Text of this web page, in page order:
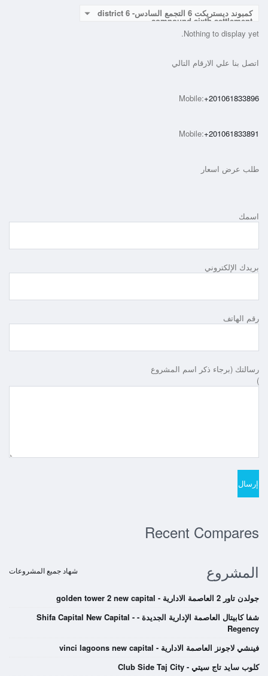
كمبوند ديستريكت 6 التجمع السادس- district 6
compound sixth settlement
Nothing to display yet.
اتصل بنا علي الارقام التالي
Mobile:+201061833896
Mobile:+201061833891
طلب عرض اسعار
اسمك
بريدك الإلكتروني
رقم الهاتف
رسالتك (برجاء ذكر اسم المشروع
)
Recent Compares
المشروع
شهاد جميع المشروعات
جولدن تاور 2 العاصمة الادارية - golden tower 2 new capital
شفا كابيتال العاصمة الإدارية الجديدة - Shifa Capital New Capital -
Regency
فينشي لاجونز العاصمة الادارية - vinci lagoons new capital
كلوب سايد تاج سيتي - Club Side Taj City